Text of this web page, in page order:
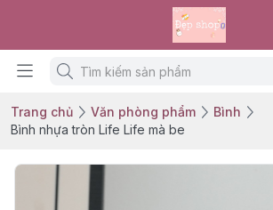
Trang chủ Văn phòng phẩm
Bình
Bình nhựa tròn Life Life mà be